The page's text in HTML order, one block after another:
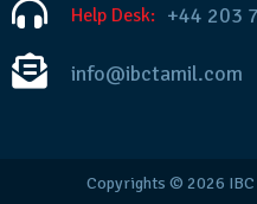
Help Desk: +44 203
info@ibctamil.com
Copyrights © 2026